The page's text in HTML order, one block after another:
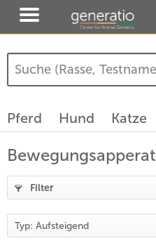
Pferd Hund Katze
Bewegungsapperat
Filter